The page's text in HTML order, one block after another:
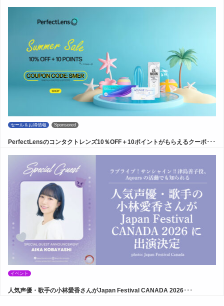
セール＆お得情報 Sponsored
PerfectLensのコンタクトレンズ10％OFF＋10ポイントがもらえるクーポ･･･
イベント
人気声優・歌手の小林愛香さんがJapan Festival CANADA 2026･･･